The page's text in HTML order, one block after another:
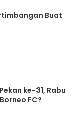
Buat
ke-31, Rabu
FC?